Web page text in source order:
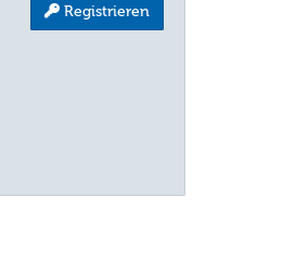
Registrieren